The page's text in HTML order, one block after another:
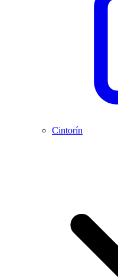
Cintorín